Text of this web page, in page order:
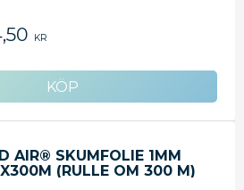
KR
AIR® SKUMFOLIE 1MM
(RULLE OM 300 M)